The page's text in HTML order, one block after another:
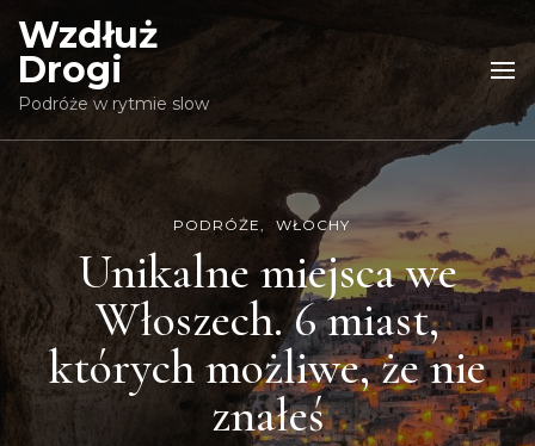
Wzdłuż
Drogi
Podróże w rytmie slow
PODRÓŻE WŁOCHY
Unikalne miejsca we
Włoszech. 6 miast,
których możliwe, że nie
znałeś